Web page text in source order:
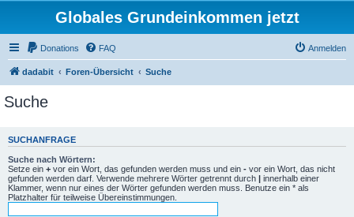
Globales Grundeinkommen jetzt
Donations FAQ Anmelden
dadabit Foren-Übersicht Suche
Suche
SUCHANFRAGE
Suche nach Wörtern:
Setze ein + vor ein Wort, das gefunden werden muss und ein - vor ein Wort, das nicht
gefunden werden darf. Verwende mehrere Wörter getrennt durch | innerhalb einer
Klammer, wenn nur eines der Wörter gefunden werden muss. Benutze ein * als
Platzhalter für teilweise Übereinstimmungen.